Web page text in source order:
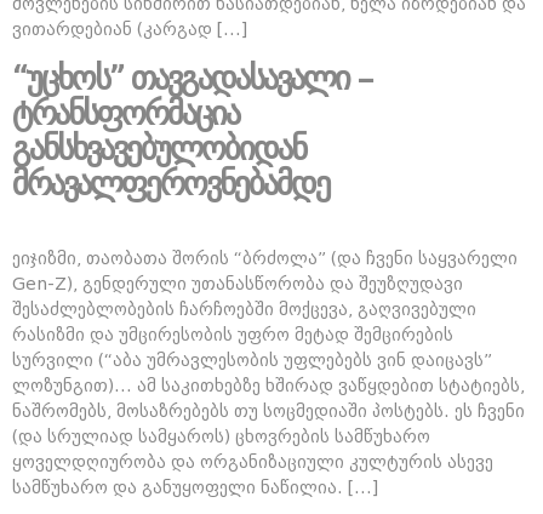
მოვლენების სიხშირით ხასიათდებიან, ნელა იზრდებიან და
ვითარდებიან (კარგად […]
“უცხოს” თავგადასავალი –
ტრანსფორმაცია
განსხვავებულობიდან
მრავალფეროვნებამდე
ეიჯიზმი, თაობათა შორის “ბრძოლა” (და ჩვენი საყვარელი
Gen-Z), გენდერული უთანასწორობა და შეუზღუდავი
შესაძლებლობების ჩარჩოებში მოქცევა, გაღვივებული
რასიზმი და უმცირესობის უფრო მეტად შემცირების
სურვილი (“აბა უმრავლესობის უფლებებს ვინ დაიცავს”
ლოზუნგით)… ამ საკითხებზე ხშირად ვაწყდებით სტატიებს,
ნაშრომებს, მოსაზრებებს თუ სოცმედიაში პოსტებს. ეს ჩვენი
(და სრულიად სამყაროს) ცხოვრების სამწუხარო
ყოველდღიურობა და ორგანიზაციული კულტურის ასევე
სამწუხარო და განუყოფელი ნაწილია. […]